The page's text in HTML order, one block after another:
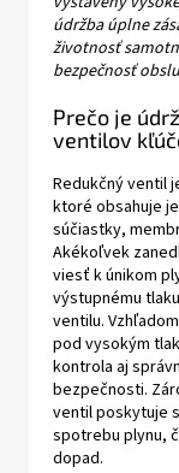
údržba úplne
životnosť
bezpečnosť
Prečo je
ventilov
Redukčný ventil
ktoré obsahuje
súčiastky,
Akékoľvek
viesť k únikom
výstupnému
ventilu.
pod vysokým
kontrola aj
bezpečnosti.
ventil poskytuje
spotrebu plynu,
dopad.